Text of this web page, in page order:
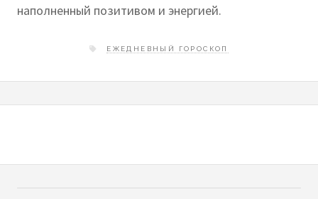
наполненный позитивом и энергией.
ЕЖЕДНЕВНЫЙ ГОРОСКОП